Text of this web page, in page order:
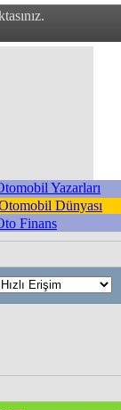
Yazarları
Dünyası
Finans